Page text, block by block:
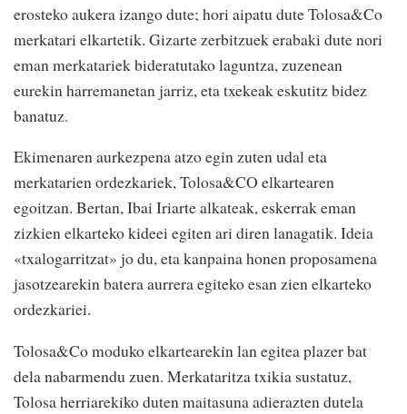
erosteko aukera izango dute; hori aipatu dute Tolosa&Co
merkatari elkartetik. Gizarte zerbitzuek erabaki dute nori
eman merkatariek bideratutako laguntza, zuzenean
eurekin harremanetan jarriz, eta txekeak eskutitz bidez
banatuz.
Ekimenaren aurkezpena atzo egin zuten udal eta
merkatarien ordezkariek, Tolosa&CO elkartearen
egoitzan. Bertan, Ibai Iriarte alkateak, eskerrak eman
zizkien elkarteko kideei egiten ari diren lanagatik. Ideia
«txalogarritzat» jo du, eta kanpaina honen proposamena
jasotzearekin batera aurrera egiteko esan zien elkarteko
ordezkariei.
Tolosa&Co moduko elkartearekin lan egitea plazer bat
dela nabarmendu zuen. Merkataritza txikia sustatuz,
Tolosa herriarekiko duten maitasuna adierazten dutela